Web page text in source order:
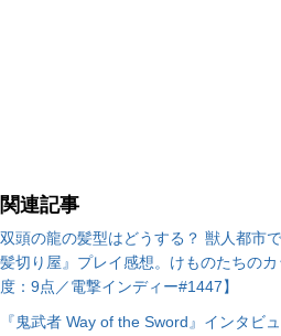
関連記事
双頭の龍の髪型はどうする？ 獣人都市
髪切り屋』プレイ感想。けものたちの
度：9点／電撃インディー#1447】
『鬼武者 Way of the Sword』インタビ